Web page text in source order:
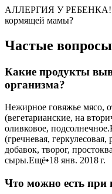
АЛЛЕРГИЯ У РЕБЕНКА!
кормящей мамы?
Частые вопросы
Какие продукты
организма?
Нежирное говяжье мясо,
(вегетарианские, на
оливковое,
(гречневая,
добавок, творог,
сыры.Ещё•18 янв. 2018 г.
Что можно есть при